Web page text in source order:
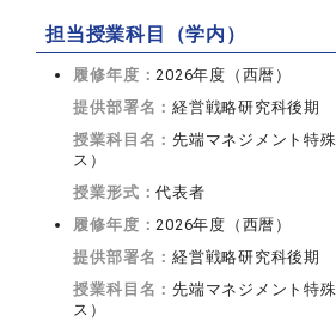
担当授業科目（学内）
履修年度：2026年度（西暦）
提供部署名：経営戦略研究科後期
授業科目名：先端マネジメント特
ス）
授業形式：代表者
履修年度：2026年度（西暦）
提供部署名：経営戦略研究科後期
授業科目名：先端マネジメント特
ス）